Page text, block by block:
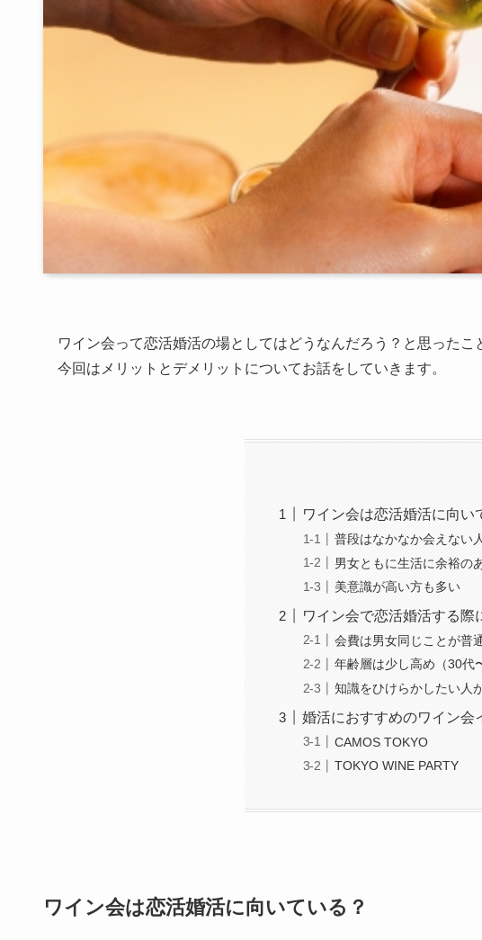
ワイン会って恋活婚活の場としてはどうなんだろう？と思ったこ
今回はメリットとデメリットについてお話をしていきます。
ワイン会は恋活婚活に向い
普段はなかなか会えない
男女ともに生活に余裕の
美意識が高い方も多い
ワイン会で恋活婚活する際
会費は男女同じことが普
年齢層は少し高め（30代
知識をひけらかしたい人
婚活におすすめのワイン会
CAMOS TOKYO
TOKYO WINE PARTY
ワイン会は恋活婚活に向いている？